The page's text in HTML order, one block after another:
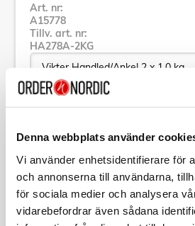
Denna webbplats använder
Vi använder enhetsidentifierare för
och annonserna till användarna,
för sociala medier och analysera
vidarebefordrar även sådana
Art. nr:
A15778
Tillv. art. nr:
HA278A-2KG
Specifikation
Beskrivning